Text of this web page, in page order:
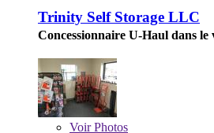
Trinity Self Storage LLC
Concessionnaire U-Haul dans le
VoirPhotos